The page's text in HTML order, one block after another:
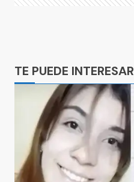
TE PUEDE INTERESAR